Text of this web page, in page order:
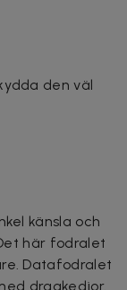
den väl
känsla och
här fodralet
Datafodralet
dragkedjor.